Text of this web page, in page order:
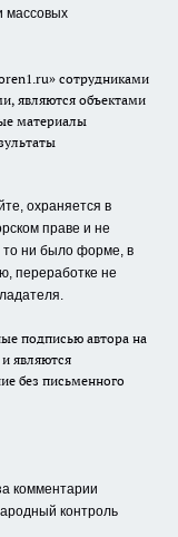
массовых
сотрудниками
являются объектами
материалы
охраняется в
праве и не
то ни было форме, в
переработке не
подписью автора на
являются
без письменного
комментарии
контроль